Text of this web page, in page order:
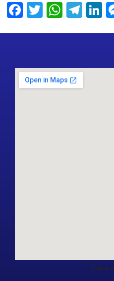
Facebook
Twitter
Mapa